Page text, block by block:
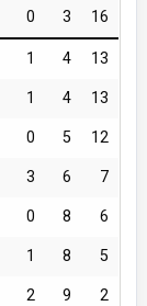
0 3 16
1 4 13
1 4 13
0 5 12
3 6 7
0 8 6
1 8 5
2 9 2